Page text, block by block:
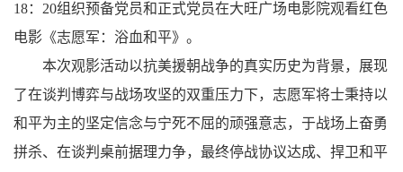
18：20组织预备党员和正式党员在大旺广场电影院观看红色
电影《志愿军：浴血和平》。
本次观影活动以抗美援朝战争的真实历史为背景，展现
了在谈判博弈与战场攻坚的双重压力下，志愿军将士秉持以
和平为主的坚定信念与宁死不屈的顽强意志，于战场上奋勇
拼杀、在谈判桌前据理力争，最终停战协议达成、捍卫和平